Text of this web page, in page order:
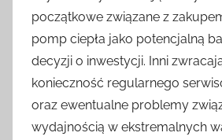
początkowe związane z
pomp ciepła jako potencjalną
decyzji o inwestycji. Inni
konieczność regularnego
oraz ewentualne problemy
wydajnością w ekstremalnych